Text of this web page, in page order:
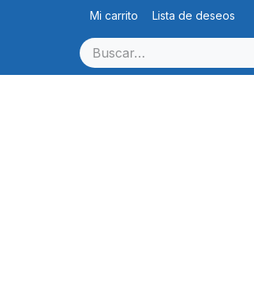
Mi carrito Lista de deseos